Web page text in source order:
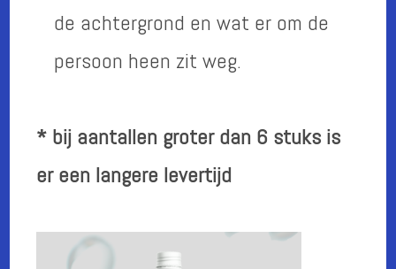
de achtergrond en wat er om de
persoon heen zit weg.
* bij aantallen groter dan 6 stuks is
er een langere levertijd